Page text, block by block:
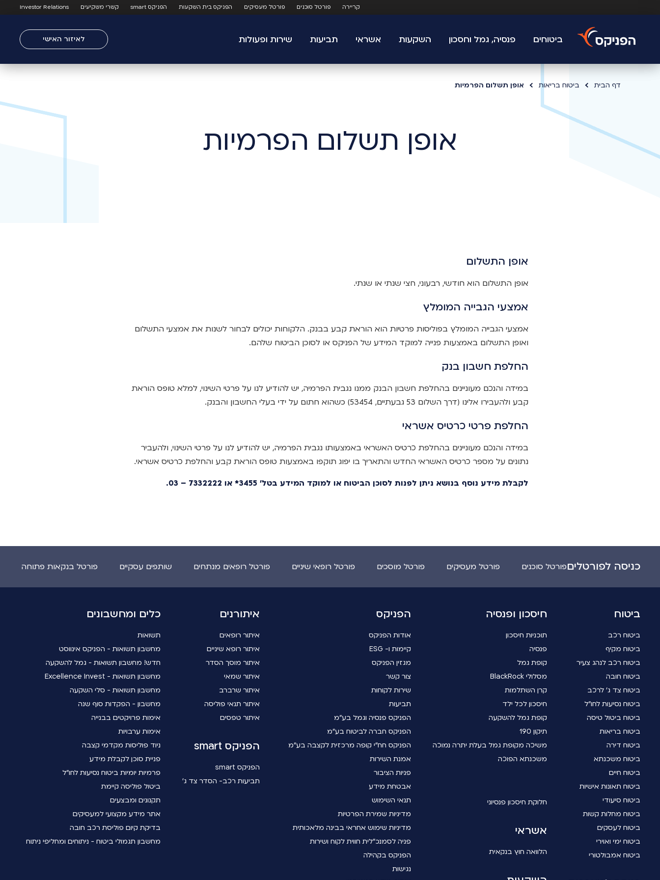
קריירה פורטל סוכנים פורטל מעסיקים הפניקס בית השקעות הפניקס smart קשרי משקיעים Investor Relations
ביטוחים פנסיה, גמל וחסכון השקעות אשראי תביעות שירות ופעולות לאיזור האישי
דף הבית ביטוח בריאות אופן תשלום הפרמיות
אופן תשלום הפרמיות
אופן התשלום
אופן התשלום הוא חודשי, רבעוני, חצי שנתי או שנתי.
אמצעי הגבייה המומלץ
אמצעי הגבייה המומלץ בפוליסות פרטיות הוא הוראת קבע בבנק. הלקוחות יכולים לבחור לשנות את אמצעי התשלום
ואופן התשלום באמצעות פנייה למוקד המידע של הפניקס או לסוכן הביטוח שלהם.
החלפת חשבון בנק
במידה והנכם מעוניינים בהחלפת חשבון הבנק ממנו נגבית הפרמיה, יש להודיע לנו על פרטי השינוי, למלא טופס הוראת
קבע ולהעבירו אלינו (דרך השלום 53 גבעתיים, 53454) כשהוא חתום על ידי בעלי החשבון והבנק.
החלפת פרטי כרטיס אשראי
במידה והנכם מעוניינים בהחלפת כרטיס האשראי באמצעותו נגבית הפרמיה, יש להודיע לנו על פרטי השינוי, ולהעביר
נתונים על מספר כרטיס האשראי החדש והתאריך בו יפוג תוקפו באמצעות טופס הוראת קבע והחלפת כרטיס אשראי.
לקבלת מידע נוסף בנושא ניתן לפנות לסוכן הביטוח או למוקד המידע בטל' 3455* או 7332222 – 03.
כניסה לפורטליםפורטל סוכנים פורטל מעסיקים פורטל מוסכים פורטל רופאי שיניים פורטל רופאים מנתחים שותפים עסקיים פורטל בנקאות פתוחה
ביטוח
ביטוח רכב
ביטוח מקיף
ביטוח רכב לנהג צעיר
ביטוח חובה
ביטוח צד ג' לרכב
ביטוח נסיעות לחו"ל
ביטוח ביטול טיסה
ביטוח בריאות
ביטוח דירה
ביטוח משכנתא
ביטוח חיים
ביטוח תאונות אישיות
ביטוח סיעודי
ביטוח מחלות קשות
ביטוח לעסקים
ביטוח ימי ואוירי
ביטוח אמבולטורי
חיסכון ופנסיה
תוכניות חיסכון
פנסיה
קופת גמל
מסלולי BlackRock
קרן השתלמות
חיסכון לכל ילד
קופת גמל להשקעה
תיקון 190
משיכה מקופת גמל בעלת יתרה נמוכה
משכנתא הפוכה
חלוקת חיסכון פנסיוני
אשראי
הלוואה חוץ בנקאית
הפניקס
אודות הפניקס
קיימות ו- ESG
מגזין הפניקס
צור קשר
שירות לקוחות
תביעות
הפניקס פנסיה וגמל בע"מ
הפניקס חברה לביטוח בע"מ
הפניקס חח"י קופה מרכזית לקצבה בע"מ
אמנת השירות
פניות הציבור
אבטחת מידע
תנאי השימוש
מדיניות שמירת הפרטיות
מדיניות שימוש אחראי בבינה מלאכותית
פניה לסמנכ"לית חווית לקוח ושירות
הפניקס בקהילה
נגישות
איתורנים
איתור רופאים
איתור רופא שיניים
איתור מוסך הסדר
איתור שמאי
איתור שרברב
איתור תנאי פוליסה
איתור טפסים
הפניקס smart
הפניקס smart
תביעות רכב- הסדר צד ג'
כלים ומחשבונים
תשואות
מחשבון תשואות - הפניקס אינווסט
חדש! מחשבון תשואות - גמל להשקעה
מחשבון תשואות - Excellence Invest
מחשבון תשואות - סלי השקעה
מחשבון - הפקדות סוף שנה
אימות פרויקטים בבנייה
אימות ערבויות
ניוד פוליסות מקדמי קצבה
פניית סוכן לקבלת מידע
פרמיות יומיות ביטוח נסיעות לחו"ל
ביטול פוליסה קיימת
תקנונים ומבצעים
אתר מידע מקצועי למעסיקים
בדיקת קיום פוליסת רכב חובה
מחשבון תגמולי ביטוח - ניתוחים ומחליפי ניתוח